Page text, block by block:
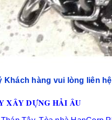
Khách hàng vui lòng liên
XÂY DỰNG HẢI ÂU